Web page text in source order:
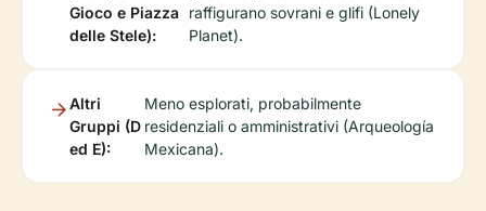
Gioco e Piazza
delle Stele):
raffigurano sovrani e glifi (Lonely
Planet).
Altri
Gruppi (D
ed E):
Meno esplorati, probabilmente
residenziali o amministrativi (Arqueología
Mexicana).